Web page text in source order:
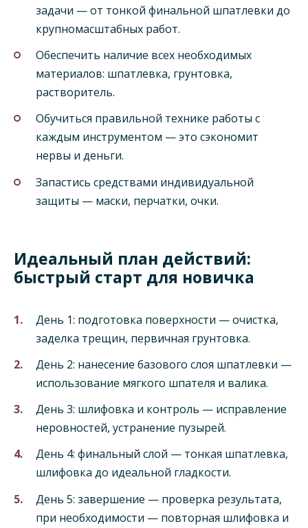
задачи — от тонкой финальной шпатлевки до
крупномасштабных работ.
Обеспечить наличие всех необходимых
материалов: шпатлевка, грунтовка,
растворитель.
Обучиться правильной технике работы с
каждым инструментом — это сэкономит
нервы и деньги.
Запастись средствами индивидуальной
защиты — маски, перчатки, очки.
Идеальный план действий:
быстрый старт для новичка
День 1: подготовка поверхности — очистка,
заделка трещин, первичная грунтовка.
День 2: нанесение базового слоя шпатлевки —
использование мягкого шпателя и валика.
День 3: шлифовка и контроль — исправление
неровностей, устранение пузырей.
День 4: финальный слой — тонкая шпатлевка,
шлифовка до идеальной гладкости.
День 5: завершение — проверка результата,
при необходимости — повторная шлифовка и